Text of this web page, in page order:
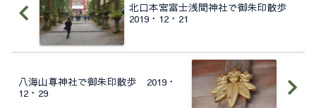
北口本宮富士浅間神社で御朱印散歩
2019・12・21
八海山尊神社で御朱印散歩 2019・
12・29